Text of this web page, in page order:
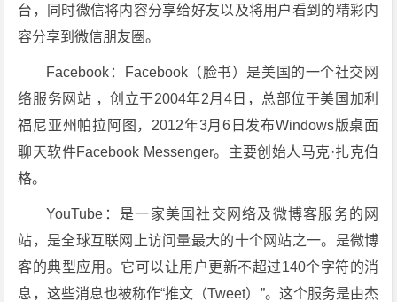
台，同时微信将内容分享给好友以及将用户看到的精彩内
容分享到微信朋友圈。
Facebook：Facebook（脸书）是美国的一个社交网
络服务网站 ，创立于2004年2月4日，总部位于美国加利
福尼亚州帕拉阿图，2012年3月6日发布Windows版桌面
聊天软件Facebook Messenger。主要创始人马克·扎克伯
格。
YouTube：是一家美国社交网络及微博客服务的网
站，是全球互联网上访问量最大的十个网站之一。是微博
客的典型应用。它可以让用户更新不超过140个字符的消
息，这些消息也被称作“推文（Tweet）”。这个服务是由杰